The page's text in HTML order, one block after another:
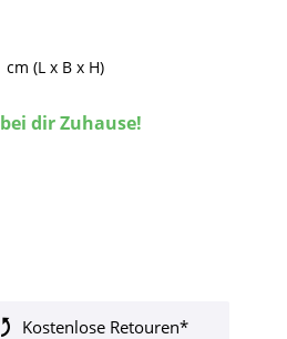
cm (L x B x H)
dir Zuhause!
Kostenlose Retouren*